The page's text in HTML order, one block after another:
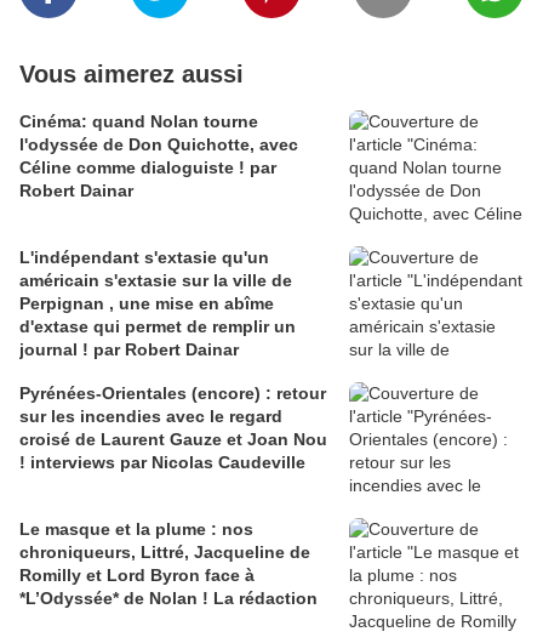
Vous aimerez aussi
Cinéma: quand Nolan tourne
l'odyssée de Don Quichotte, avec
Céline comme dialoguiste ! par
Robert Dainar
L'indépendant s'extasie qu'un
américain s'extasie sur la ville de
Perpignan , une mise en abîme
d'extase qui permet de remplir un
journal ! par Robert Dainar
Pyrénées-Orientales (encore) : retour
sur les incendies avec le regard
croisé de Laurent Gauze et Joan Nou
! interviews par Nicolas Caudeville
Le masque et la plume : nos
chroniqueurs, Littré, Jacqueline de
Romilly et Lord Byron face à
*L’Odyssée* de Nolan ! La rédaction